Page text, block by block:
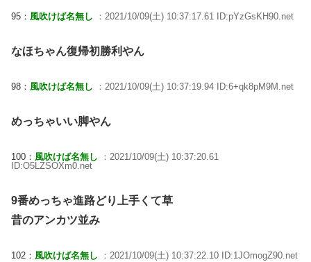
95： 風吹けば名無し ：2021/10/09(土) 10:37:17.61 ID:pYzGsKH90.net
なほちゃん復帰初勝利やん
98： 風吹けば名無し ：2021/10/09(土) 10:37:19.94 ID:6+qk8pM9M.net
めっちゃいい脚やん
100： 風吹けば名無し
：2021/10/09(土) 10:37:20.61
ID:O5LZSOXm0.net
9番めっちゃ進路どり上手くて草
昔のアンカツ並み
102： 風吹けば名無し ：2021/10/09(土) 10:37:22.10 ID:1JOmogZ90.net